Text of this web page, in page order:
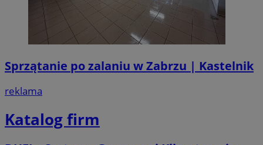
Sprzątanie po zalaniu w Zabrzu | Kastelnik
reklama
Katalog firm